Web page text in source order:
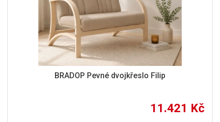
BRADOP Pevné dvojkřeslo Filip
11.421 Kč